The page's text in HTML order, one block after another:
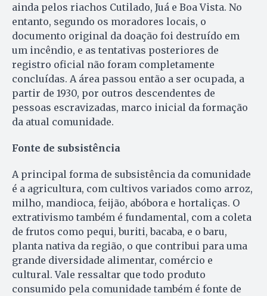
ainda pelos riachos Cutilado, Juá e Boa Vista. No
entanto, segundo os moradores locais, o
documento original da doação foi destruído em
um incêndio, e as tentativas posteriores de
registro oficial não foram completamente
concluídas. A área passou então a ser ocupada, a
partir de 1930, por outros descendentes de
pessoas escravizadas, marco inicial da formação
da atual comunidade.
Fonte de subsistência
A principal forma de subsistência da comunidade
é a agricultura, com cultivos variados como arroz,
milho, mandioca, feijão, abóbora e hortaliças. O
extrativismo também é fundamental, com a coleta
de frutos como pequi, buriti, bacaba, e o baru,
planta nativa da região, o que contribui para uma
grande diversidade alimentar, comércio e
cultural. Vale ressaltar que todo produto
consumido pela comunidade também é fonte de